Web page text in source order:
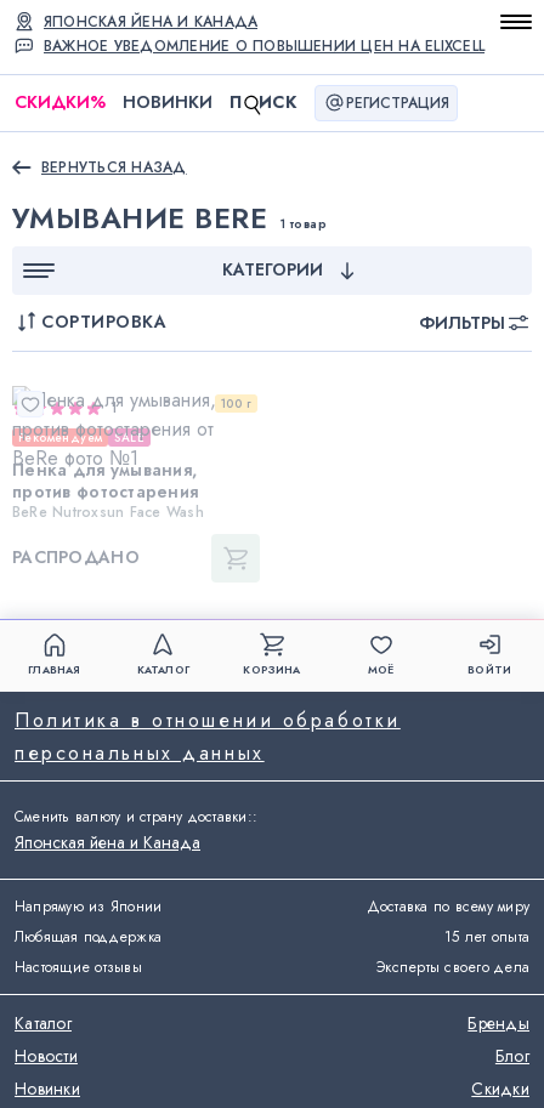
ВАЖНОЕ УВЕДОМЛЕНИЕ О ПОВЫШЕНИИ ЦЕН НА ELIXCELL
ЯПОНСКАЯ ЙЕНА И КАНАДА
СКИДКИ% НОВИНКИ П ИСК РЕГИСТРАЦИЯ
ВЕРНУТЬСЯ НАЗАД
УМЫВАНИЕ BERE 1 товар
КАТЕГОРИИ
СОРТИРОВКА ФИЛЬТРЫ
100 г
1
Рекомендуем SALE
Пенка для умывания,
против фотостарения
BeRe Nutroxsun Face Wash
РАСПРОДАНО
ГЛАВНАЯ КАТАЛОГ КОРЗИНА МОЁ ВОЙТИ
Напрямую из Японии
Доставка по всему миру
Любящая поддержка
15 лет опыта
Настоящие отзывы
Эксперты своего дела
Политика в отношении обработки
персональных данных
Каталог
Бренды
Новости
Блог
Новинки
Скидки
Сменить валюту и страну доставки::
Японская йена и Канада